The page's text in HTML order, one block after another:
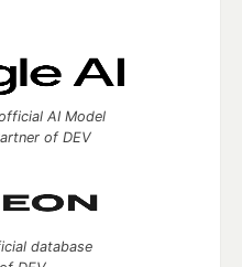
AI Model
of DEV
database